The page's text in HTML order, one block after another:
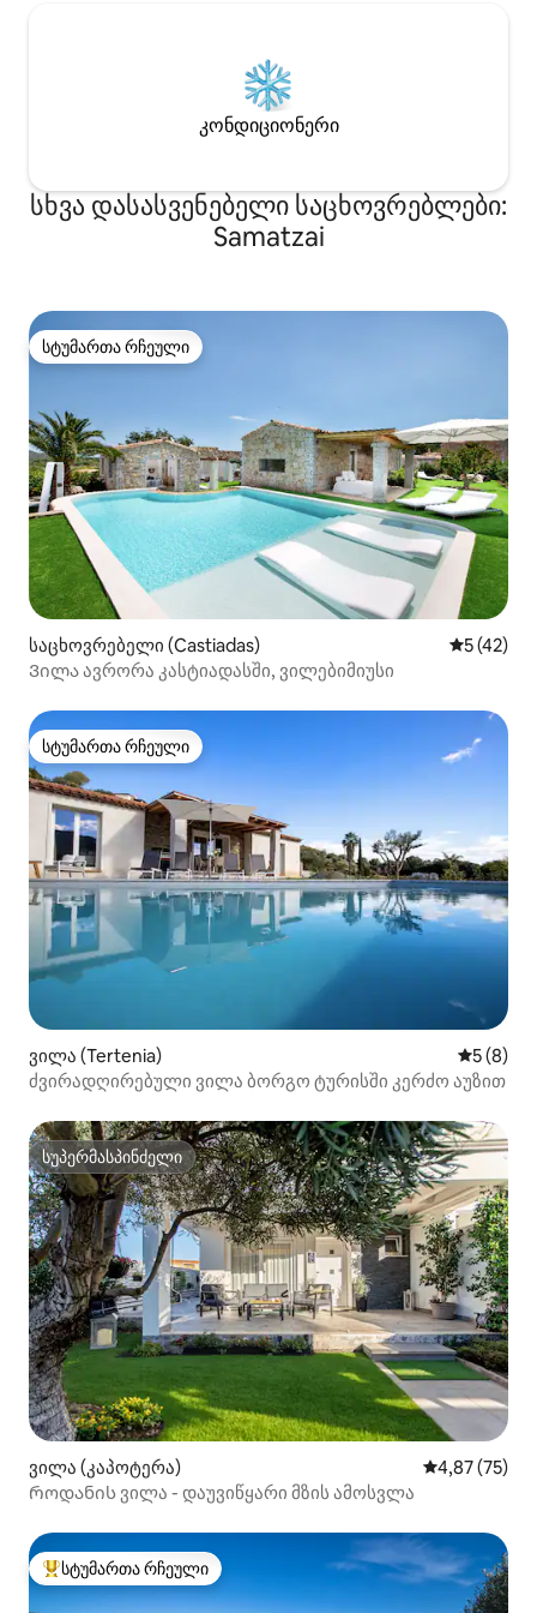
კონდიციონერი
სხვა დასასვენებელი საცხოვრებლები:
Samatzai
სტუმართა რჩეული
სტუმართა რჩეული
საცხოვრებელი (Castiadas) საშუალო
5 (42)
Ვილა ავრორა კასტიადასში, ვილებიმიუსი
სტუმართა რჩეული
სტუმართა რჩეული
ვილა (Tertenia) საშუალო
5 (8)
ძვირადღირებული ვილა ბორგო ტურისში კერძო აუზით
სუპერმასპინძელი
სუპერმასპინძელი
ვილა (კაპოტერა) საშუალო
4,87 (75)
Როდანის ვილა - დაუვიწყარი მზის ამოსვლა
სტუმართა რჩეული მოწინავე ვარიანტი
სტუმართა რჩეული